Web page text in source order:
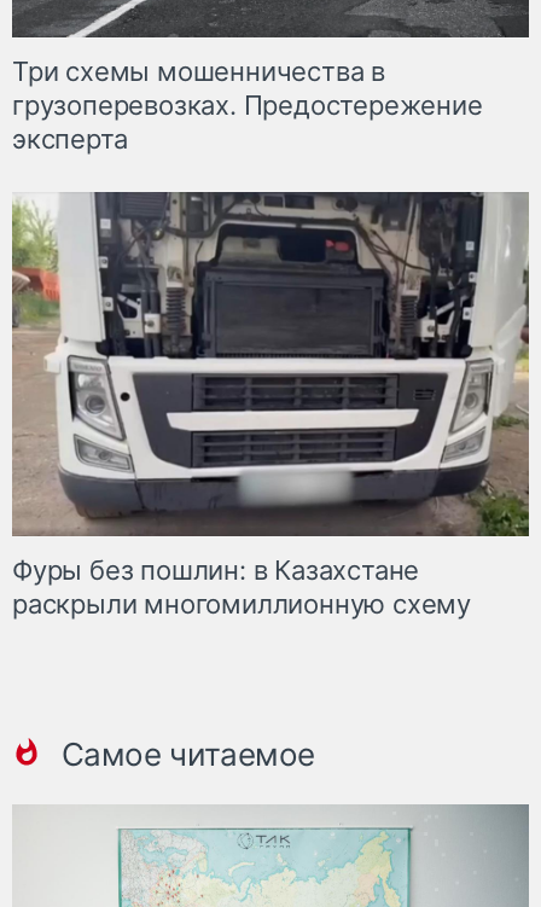
Три схемы мошенничества в
грузоперевозках. Предостережение
эксперта
Фуры без пошлин: в Казахстане
раскрыли многомиллионную схему
Самое читаемое